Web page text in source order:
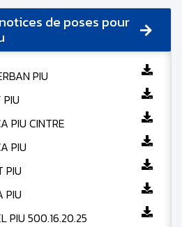
de poses pour
PIU
PIU CINTRE
PIU
PIU
PIU
PIU 500.16.20.25